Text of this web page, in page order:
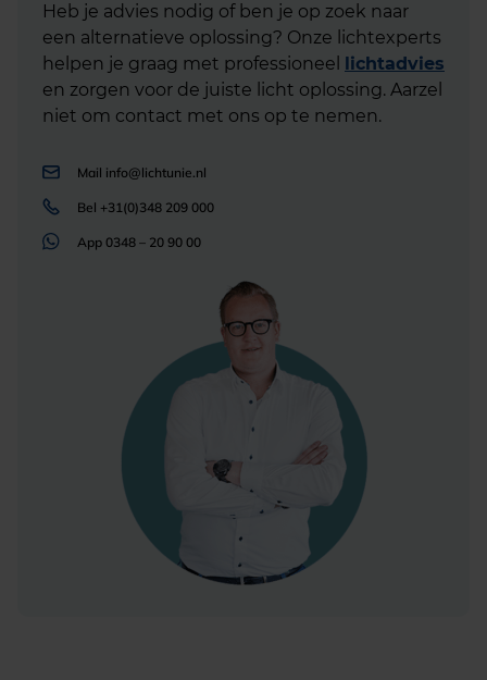
Heb je advies nodig of ben je op zoek naar
een alternatieve oplossing? Onze lichtexperts
helpen je graag met professioneel lichtadvies
en zorgen voor de juiste licht oplossing. Aarzel
niet om contact met ons op te nemen.
Mail info@lichtunie.nl
Bel +31(0)348 209 000
App 0348 – 20 90 00